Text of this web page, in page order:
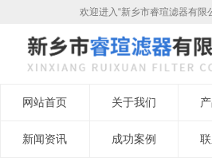
欢迎进入“新乡市睿瑄滤器有限
网站首页 关于我们
新闻资讯 成功案例